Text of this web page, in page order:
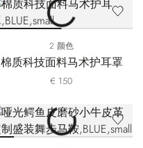
2 颜色
棉质科技面料马术护耳罩
€ 150